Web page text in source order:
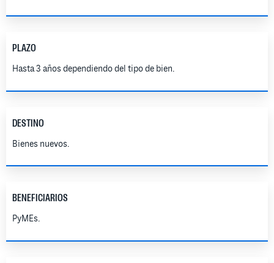
PLAZO
Hasta 3 años dependiendo del tipo de bien.
DESTINO
Bienes nuevos.
BENEFICIARIOS
PyMEs.